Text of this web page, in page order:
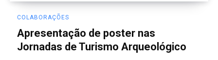
COLABORAÇÕES
Apresentação de poster nas
Jornadas de Turismo Arqueológico